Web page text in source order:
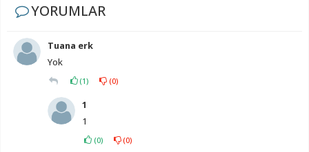
YORUMLAR
Tuana erk
Yok
(1) (0)
1
1
(0) (0)